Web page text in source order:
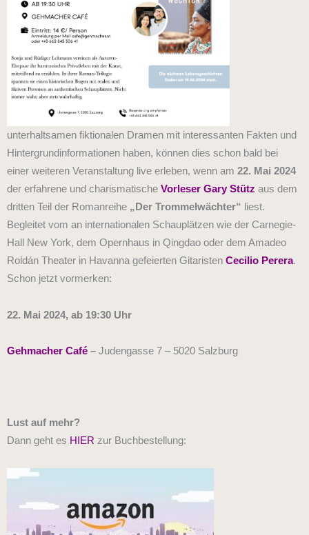
unterhaltsamen fiktionalen Dramen mit interessanten Fakten und
Hintergrundinformationen haben, können dies schon bald bei
einer weiteren Veranstaltung live erleben, wenn am 22. Mai 2024
der erfahrene und charismatische Vorleser Gary Stütz aus dem
dritten Teil der Romanreihe „Der Trommelwächter“ liest.
Begleitet vom an internationalen Schauplätzen wie der Carnegie-
Hall New York, dem Opernhaus in Qingdao oder dem Amadeo
Roldán Theater in Havanna gefeierten Gitaristen Cecilio Perera.
Schon jetzt vormerken:
22. Mai 2024, ab 19:30 Uhr
Gehmacher Café – Judengasse 7 – 5020 Salzburg
Lust auf mehr?
Dann geht es HIER zur Buchbestellung: